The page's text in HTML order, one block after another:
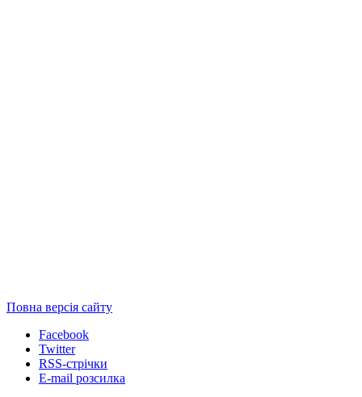
Повна версія сайту
Facebook
Twitter
RSS-стрічки
E-mail розсилка